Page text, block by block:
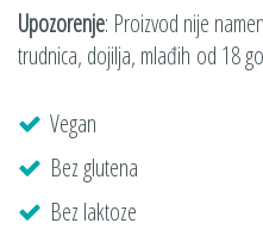
Upozorenje: Proizvod nije
trudnica, dojilja, mlađih od 18
Vegan
Bez glutena
Bez laktoze